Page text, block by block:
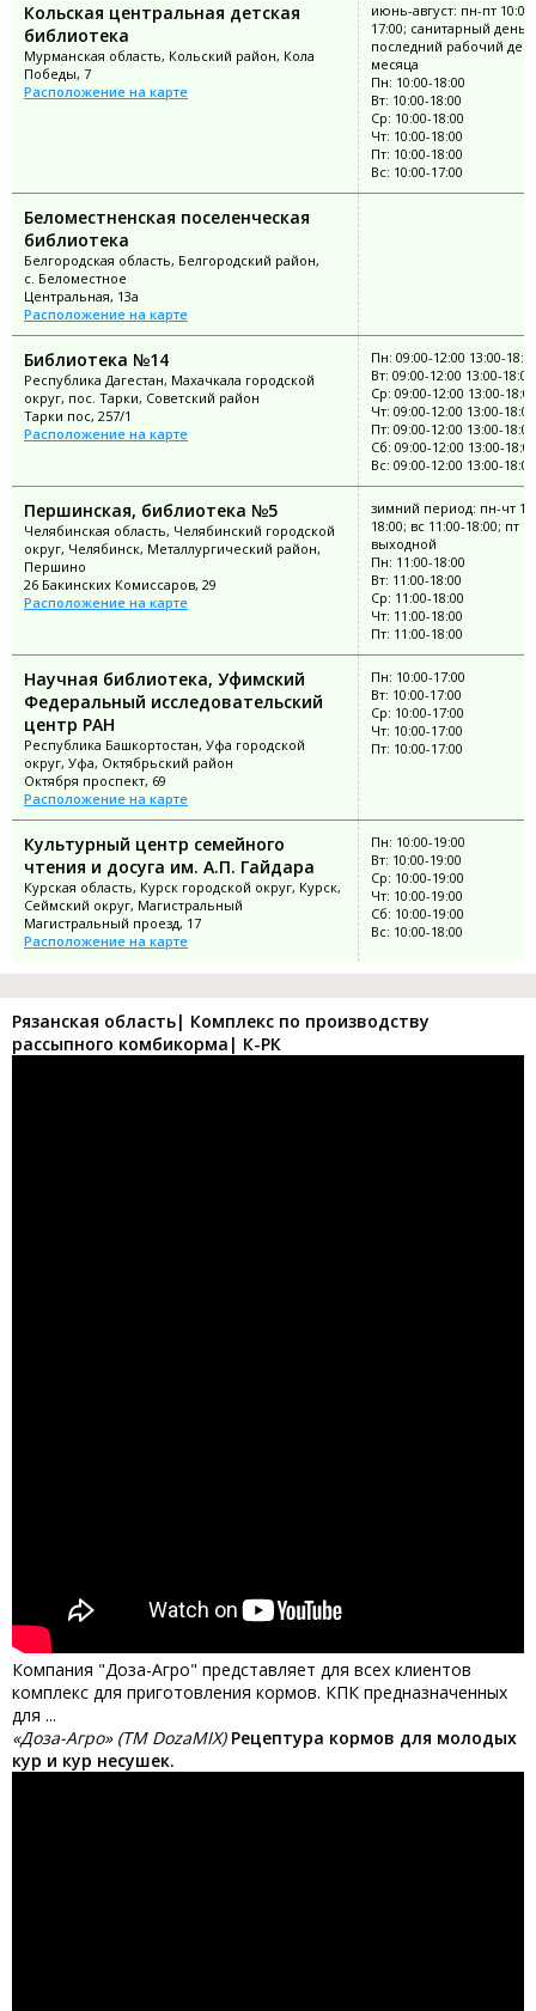
Кольская центральная детская
библиотека
Мурманская область, Кольский район, Кола
Победы, 7
Расположение на карте
июнь-август: пн-пт 10:00-
17:00; санитарный день:
последний рабочий
месяца
Пн: 10:00-18:00
Вт: 10:00-18:00
Ср: 10:00-18:00
Чт: 10:00-18:00
Пт: 10:00-18:00
Вс: 10:00-17:00
Беломестненская поселенческая
библиотека
Белгородская область, Белгородский район,
с. Беломестное
Центральная, 13а
Расположение на карте
Библиотека №14
Республика Дагестан, Махачкала городской
округ, пос. Тарки, Советский район
Тарки пос, 257/1
Расположение на карте
Пн: 09:00-12:00 13:00-
Вт: 09:00-12:00 13:00-18:00
Ср: 09:00-12:00 13:00-18:00
Чт: 09:00-12:00 13:00-18:00
Пт: 09:00-12:00 13:00-18:00
Сб: 09:00-12:00 13:00-18:00
Вс: 09:00-12:00 13:00-18:00
Першинская, библиотека №5
Челябинская область, Челябинский городской
округ, Челябинск, Металлургический район,
Першино
26 Бакинских Комиссаров, 29
Расположение на карте
зимний период: пн-чт
18:00; вс 11:00-18:00; пт
выходной
Пн: 11:00-18:00
Вт: 11:00-18:00
Ср: 11:00-18:00
Чт: 11:00-18:00
Пт: 11:00-18:00
Научная библиотека, Уфимский
Федеральный исследовательский
центр РАН
Республика Башкортостан, Уфа городской
округ, Уфа, Октябрьский район
Октября проспект, 69
Расположение на карте
Пн: 10:00-17:00
Вт: 10:00-17:00
Ср: 10:00-17:00
Чт: 10:00-17:00
Пт: 10:00-17:00
Культурный центр семейного
чтения и досуга им. А.П. Гайдара
Курская область, Курск городской округ, Курск,
Сеймский округ, Магистральный
Магистральный проезд, 17
Расположение на карте
Пн: 10:00-19:00
Вт: 10:00-19:00
Ср: 10:00-19:00
Чт: 10:00-19:00
Сб: 10:00-19:00
Вс: 10:00-18:00
Рязанская область| Комплекс по производству
рассыпного комбикорма| К-РК
Компания "Доза-Агро" представляет для всех клиентов
комплекс для приготовления кормов. КПК предназначенных
для ...
«Доза-Агро» (ТМ DozaMIX) Рецептура кормов для молодых
кур и кур несушек.